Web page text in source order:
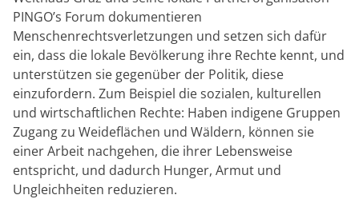
PINGO’s Forum dokumentieren
Menschenrechtsverletzungen und setzen sich dafür
ein, dass die lokale Bevölkerung ihre Rechte kennt, und
unterstützen sie gegenüber der Politik, diese
einzufordern. Zum Beispiel die sozialen, kulturellen
und wirtschaftlichen Rechte: Haben indigene Gruppen
Zugang zu Weideflächen und Wäldern, können sie
einer Arbeit nachgehen, die ihrer Lebensweise
entspricht, und dadurch Hunger, Armut und
Ungleichheiten reduzieren.